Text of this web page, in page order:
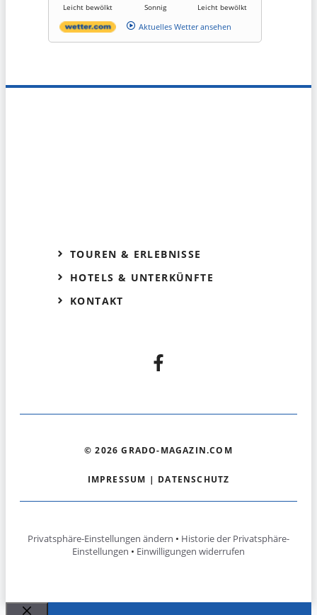
Leicht bewölkt
Sonnig
Leicht bewölkt
Aktuelles Wetter ansehen
TOUREN & ERLEBNISSE
HOTELS & UNTERKÜNFTE
KONTAKT
© 2026 GRADO-MAGAZIN.COM
IMPRESSUM | DATENSCHUTZ
Privatsphäre-Einstellungen ändern • Historie der Privatsphäre-
Einstellungen • Einwilligungen widerrufen